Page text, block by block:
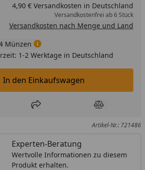
4,90 € Versandkosten in Deutschland
Versandkostenfrei ab 6 Stück
Versandkosten nach Menge und Land
Münzen
1-2 Werktage in Deutschland
In den Einkaufswagen legen
In den Einkaufswagen
Wunschliste hinzufügen
Teilen Produkt
Artikel-Nr.: 721486
Experten-Beratung
Wertvolle Informationen zu diesem
Produkt erhalten.